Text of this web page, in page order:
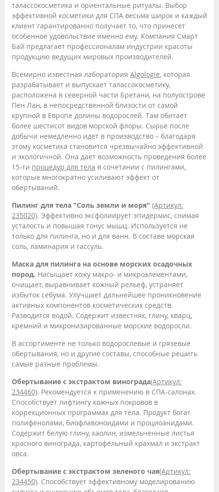
талассокосметика и ориентальные ритуалы. Выбор
эффективной косметики для СПА весьма широк и каждый
клиент гарантированно получает то, что принесет
особенное удовольствие именно ему. Компания Смарт
Бай предлагает профессионалам индустрии красоты
продукцию ведущих мировых производителей.
Всемирно известная лаборатория Algologie, которая
разрабатывает и выпускает талассокосметику,
расположена в северной части Бретани, на полуострове
Пен Лан, в непосредственной близости от самой
крупной в Европе долины водорослей. Там обитает
более шестисот видов морской флоры. Сырье после
добычи немедленно идет в производство – благодаря
этому косметика становится чрезвычайно эффективной
и экологичной. Она дает возможность проведения более
15-ти процедур для тела в сочетании с пилингами,
которые многократно усиливают эффект от
обертываний.
Пилинг для тела "Соль земли и моря" (Артикул:
235020). Эффективно эксфолиирует эпидермис, снимая
усталость и повышая тонус мышц. Используется не
только для пилинга, но и для ванн. В составе морская
соль, ламинария и гассуль.
Маска для пилинга на основе морских осадочных
пород. Насыщает кожу макро- и микроэлементами,
очищает, выравнивает кожный рельеф, устраняет
избыток себума. Улучшает дальнейшее проникновение
активных компонентов косметических средств.
Разводится водой. Содержит известняк, глину, кварц,
кремний и микронизированные морские водоросли.
В ассортименте не только водорослевые и грязевые
обертывания, но и другие составы, способные решить
самые разные проблемы.
Обертывание с экстрактом винограда(Артикул:
234460). Рекомендуется к применению в СПА-салонах.
Способствует лифтингу кожных покровов в
коррекционных программах для тела. Продукт богат
полифенолами, биофлавоноидами и проциоанидами.
Содержит белую глину, каолин, измельченные листья
красного винограда, картофельный крахмал и экстракт
овса.
Обертывание с экстрактом зеленого чая(Артикул:
234450). Способствует эффективному моделированию